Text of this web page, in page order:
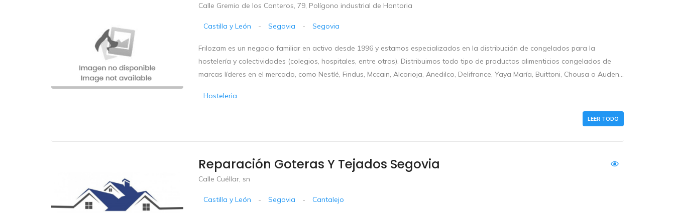
Calle Gremio de los Canteros, 79, Polígono industrial de Hontoria
Castilla y León - Segovia - Segovia
Frilozam es un negocio familiar en activo desde 1996 y estamos especializados en la distribución de congelados para la
hostelería y colectividades (colegios, hospitales, entre otros). Distribuimos todo tipo de productos alimenticios congelados de
marcas líderes en el mercado, como Nestlé, Findus, Mccain, Alcorioja, Anedilco, Delifrance, Yaya María, Buittoni, Chousa o Auden...
Hosteleria
LEER TODO
Reparación Goteras Y Tejados Segovia
Calle Cuéllar, sn
Castilla y León - Segovia - Cantalejo